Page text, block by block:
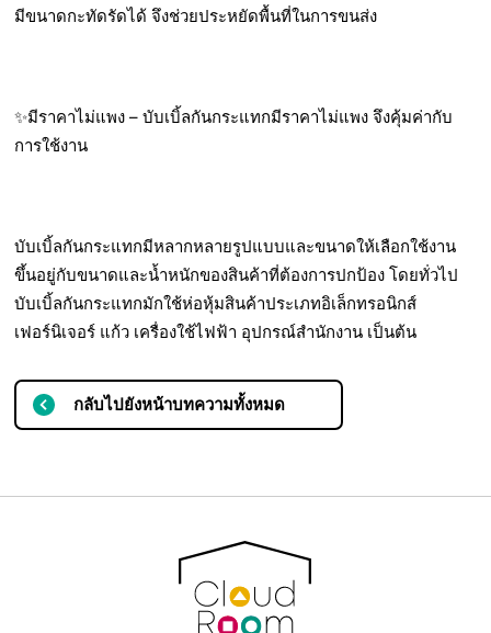
มีขนาดกะทัดรัดได้ จึงช่วยประหยัดพื้นที่ในการขนส่ง
✨มีราคาไม่แพง – บับเบิ้ลกันกระแทกมีราคาไม่แพง จึงคุ้มค่ากับ
การใช้งาน
บับเบิ้ลกันกระแทกมีหลากหลายรูปแบบและขนาดให้เลือกใช้งาน
ขึ้นอยู่กับขนาดและน้ำหนักของสินค้าที่ต้องการปกป้อง โดยทั่วไป
บับเบิ้ลกันกระแทกมักใช้ห่อหุ้มสินค้าประเภทอิเล็กทรอนิกส์
เฟอร์นิเจอร์ แก้ว เครื่องใช้ไฟฟ้า อุปกรณ์สำนักงาน เป็นต้น
กลับไปยังหน้าบทความทั้งหมด